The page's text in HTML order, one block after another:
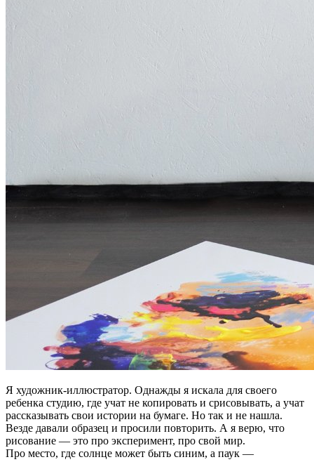
Я художник-иллюстратор. Однажды я искала для своего
ребенка студию, где учат не копировать и срисовывать, а учат
рассказывать свои истории на бумаге. Но так и не нашла.
Везде давали образец и просили повторить. А я верю, что
рисование — это про эксперимент, про свой мир.
Про место, где солнце может быть синим, а паук —